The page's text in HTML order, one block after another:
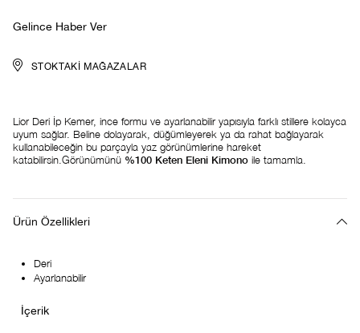
Gelince Haber Ver
STOKTAKI MAĞAZALAR
Lior Deri İp Kemer, ince formu ve ayarlanabilir yapısıyla farklı stillere kolayca
uyum sağlar. Beline dolayarak, düğümleyerek ya da rahat bağlayarak
kullanabileceğin bu parçayla yaz görünümlerine hareket
katabilirsin.Görünümünü %100 Keten Eleni Kimono ile tamamla.
Ürün Özellikleri
Deri
Ayarlanabilir